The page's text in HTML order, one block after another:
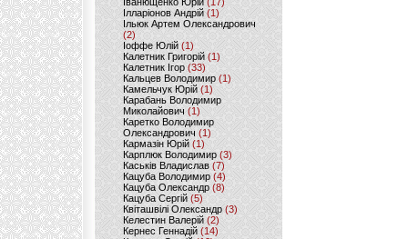
Ілларіонов Андрій (1)
Ільюк Артем Олександрович
(2)
Іоффе Юлій (1)
Калетник Григорій(1)
Калетник Ігор (33)
Кальцев Володимир(1)
Камельчук Юрій (1)
Карабань Володимир
Миколайович (1)
Каретко Володимир
Олександрович (1)
Кармазін Юрій(1)
Карплюк Володимир(3)
Каськів Владислав (7)
Кацуба Володимир (4)
Кацуба Олександр (8)
Кацуба Сергій (5)
Квіташвілі Олександр(3)
Келестин Валерій(2)
Кернес Геннадій (14)